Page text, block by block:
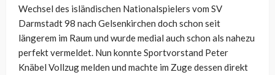
Wechsel des isländischen Nationalspielers vom SV
Darmstadt 98 nach Gelsenkirchen doch schon seit
längerem im Raum und wurde medial auch schon als nahezu
perfekt vermeldet. Nun konnte Sportvorstand Peter
Knäbel Vollzug melden und machte im Zuge dessen direkt